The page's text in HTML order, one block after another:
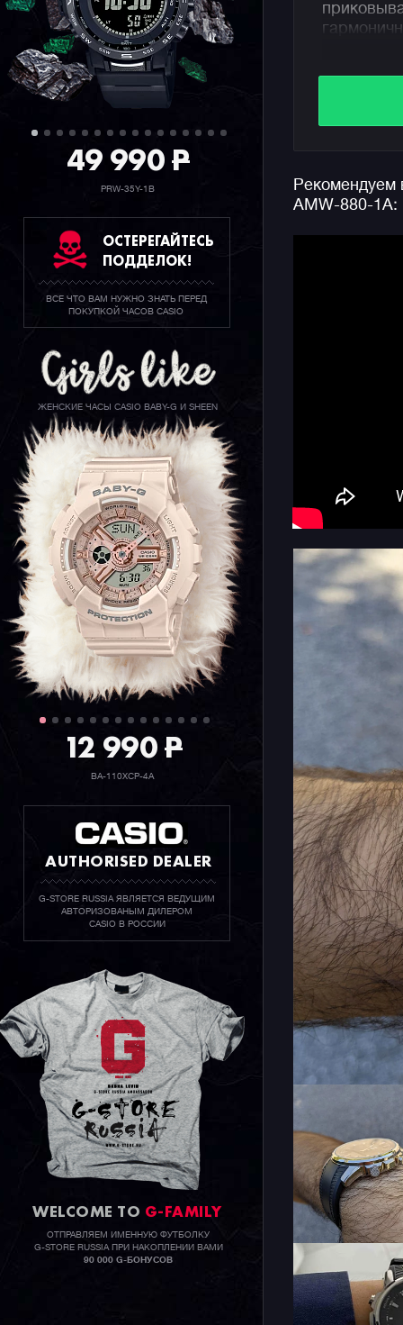
49 990P
PRW-35Y-1B
ОСТЕРЕГАЙТЕСЬ
ПОДДЕЛОК!
ВСЕ ЧТО ВАМ НУЖНО ЗНАТЬ ПЕРЕД
ПОКУПКОЙ ЧАСОВ CASIO
ЖЕНСКИЕ ЧАСЫ CASIO BABY-G И SHEEN
12 990P
BA-110XCP-4A
AUTHORISED DEALER
G-STORE RUSSIA ЯВЛЯЕТСЯ ВЕДУЩИМ
АВТОРИЗОВАНЫМ ДИЛЕРОМ
CASIO В РОССИИ
WELCOME TO G-FAMILY
ОТПРАВЛЯЕМ ИМЕННУЮ ФУТБОЛКУ
G-STORE RUSSIA ПРИ НАКОПЛЕНИИ ВАМИ
90 000 G-БОНУСОВ
лет.
Рекомендуем
AMW-880-1A: